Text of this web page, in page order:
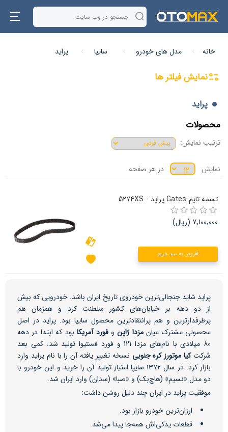
خانه مدل های خودرو سایپا پراید
نمایش فیلتر ها
پراید
محصولات
ترتیب نمایش:
نمایش در هر صفحه
تسمه تایم Gates پراید - 5274XS
7٬100٬000 (ریال)
افزودن به سبد خرید
پراید شاید جنجالی‌ترین خودروی تاریخ ایران باشد. خودرویی که بیش
از دو دهه بر خیابان‌های کشور سلطنت کرد و همزمان هم
پرطرفدارترین و هم پرانتقادترین محصول سایپا بود. پراید در اصل
محصولی مشترک میانمزدا ژاپنوفورد آمریکابود که ابتدا در دهه
۸۰ میلادی با نام‌های مزدا 121 و فورد فستیوا تولید شد. کمی بعد
شرکتکیا موتورز کره جنوبی نسخه تغییر یافته آن را با نام پراید وارد
بازار کرد. در سال ۱۳۷۲ سایپا امتیاز تولید آن را خرید و این خودرو با
دو مدل «نسیم» (هاچ‌بک) و «صبا» (سدان) وارد ایران شد.
موفقیت پراید در ایران چند دلیل روشن داشت:
ارزان‌ترین خودرو بازار بود.
قطعات یدکی‌اش همه‌جا پیدا می‌شد.